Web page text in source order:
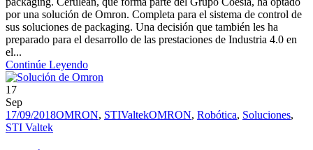
por una solución de Omron. Completa para el sistema de control de
sus soluciones de packaging. Una decisión que también les ha
preparado para el desarrollo de las prestaciones de Industria 4.0 en
el...
Continúe Leyendo
17
Sep
17/09/2018OMRON, STIValtekOMRON, Robótica, Soluciones,
STI Valtek